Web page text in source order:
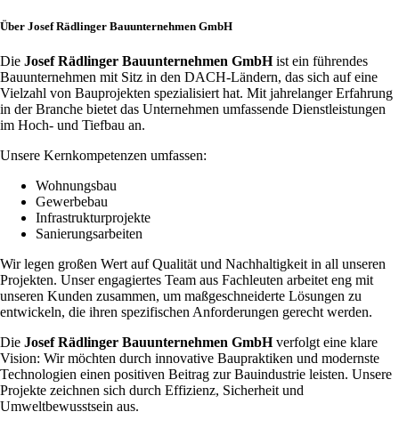
Über Josef Rädlinger Bauunternehmen GmbH
Die Josef Rädlinger Bauunternehmen GmbHist ein führendes
Bauunternehmen mit Sitz in den DACH-Ländern, das sich auf eine
Vielzahl von Bauprojekten spezialisiert hat. Mit jahrelanger Erfahrung
in der Branche bietet das Unternehmen umfassende Dienstleistungen
im Hoch- und Tiefbau an.
Unsere Kernkompetenzen umfassen:
Wohnungsbau
Gewerbebau
Infrastrukturprojekte
Sanierungsarbeiten
Wir legen großen Wert auf Qualität und Nachhaltigkeit in all unseren
Projekten. Unser engagiertes Team aus Fachleuten arbeitet eng mit
unseren Kunden zusammen, um maßgeschneiderte Lösungen zu
entwickeln, die ihren spezifischen Anforderungen gerecht werden.
Die Josef Rädlinger Bauunternehmen GmbHverfolgt eine klare
Vision: Wir möchten durch innovative Baupraktiken und modernste
Technologien einen positiven Beitrag zur Bauindustrie leisten. Unsere
Projekte zeichnen sich durch Effizienz, Sicherheit und
Umweltbewusstsein aus.